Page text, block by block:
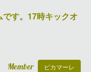
す。17時キックオ
Member ピカマーレ